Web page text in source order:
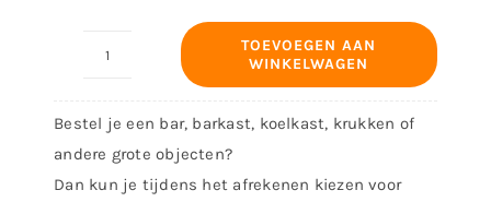
Koudwaterkraan
Messing
Zwenkarm
TOEVOEGEN AAN
WINKELWAGEN
Bestel je een bar, barkast, koelkast, krukken of
andere grote objecten?
Dan kun je tijdens het afrekenen kiezen voor